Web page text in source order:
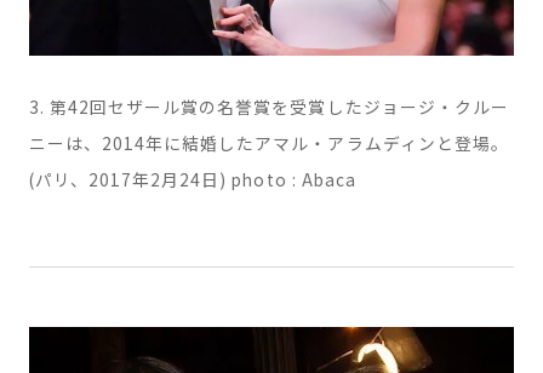
3. 第42回セザール賞の名誉賞を受賞したジョージ・クルー
ニーは、2014年に結婚したアマル・アラムディンと登場。